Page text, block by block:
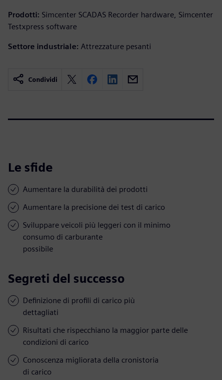
Prodotti: Simcenter SCADAS Recorder hardware, Simcenter
Testxpress software
Settore industriale: Attrezzature pesanti
Condividi
Le sfide
Aumentare la durabilità dei prodotti
Aumentare la precisione dei test di carico
Sviluppare veicoli più leggeri con il minimo
consumo di carburante
possibile
Segreti del successo
Definizione di profili di carico più
dettagliati
Risultati che rispecchiano la maggior parte delle
condizioni di carico
Conoscenza migliorata della cronistoria
di carico